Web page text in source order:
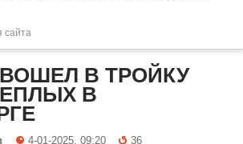
сайта
ВОШЕЛ В ТРОЙКУ
В
4-01-2025, 09:20
36